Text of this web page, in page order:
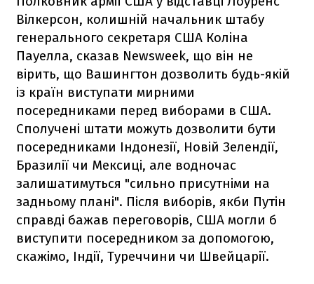
Вілкерсон, колишній начальник штабу
генерального секретаря США Коліна
Пауелла, сказав Newsweek, що він не
вірить, що Вашингтон дозволить будь-якій
із країн виступати мирними
посередниками перед виборами в США.
Сполучені штати можуть дозволити бути
посередниками Індонезії, Новій Зелендії,
Бразилії чи Мексиці, але водночас
залишатимуться "сильно присутніми на
задньому плані". Після виборів, якби Путін
справді бажав переговорів, США могли б
виступити посередником за допомогою,
скажімо, Індії, Туреччини чи Швейцарії.